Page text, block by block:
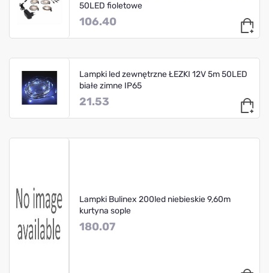
50LED fioletowe
106.40
Lampki led zewnętrzne ŁEZKI 12V 5m 50LED
białe zimne IP65
21.53
Lampki Bulinex 200led niebieskie 9,60m
kurtyna sople
180.07